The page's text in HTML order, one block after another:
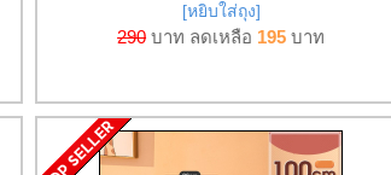
[หยิบใส่ถุง]
290 บาท ลดเหลือ 195 บาท